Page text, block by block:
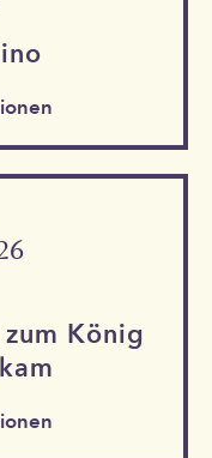
König